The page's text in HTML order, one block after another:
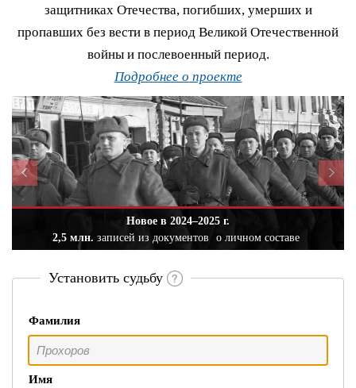
защитниках Отечества, погибших, умерших и
пропавших без вести в период Великой Отечественной
войны и послевоенный период.
Подробнее о проекте
Новое в 2024–2025 г.
2,5 млн. записей из документов о личном составе
Установить судьбу
Фамилия
Имя